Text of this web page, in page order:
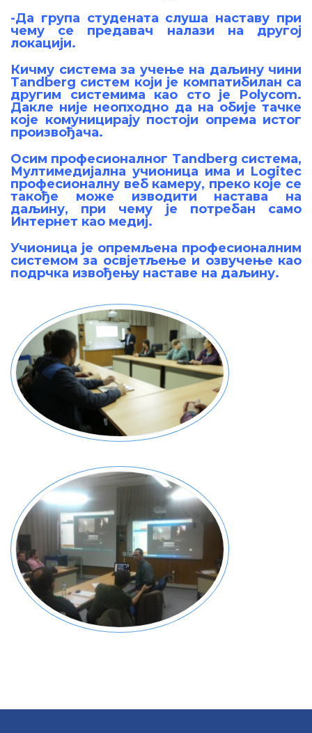
-Да група студената слуша наставу при
чему се предавач налази на другој
локацији.
Кичму система за учење на даљину чини
Tandberg систем који је компатибилан са
другим системима као сто је Polycom.
Дакле није неопходно да на обије тачке
које комуницирају постоји опрема истог
произвођача.
Осим професионалног Tandberg система,
Мултимедијална учионица има и Logitec
професионалну веб камеру, преко које се
такође може изводити настава на
даљину, при чему је потребан само
Интернет као медиј.
Учионица је опремљена професионалним
системом за освјетљење и озвучење као
подрчка извођењу наставе на даљину.